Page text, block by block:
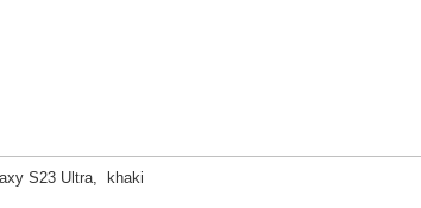
S23 Ultra, khaki